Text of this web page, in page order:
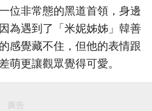
位非常態的黑道首領，身邊
為遇到了「米妮姊姊」韓善
感覺藏不住，但他的表情跟
萌更讓觀眾覺得可愛。
廣告